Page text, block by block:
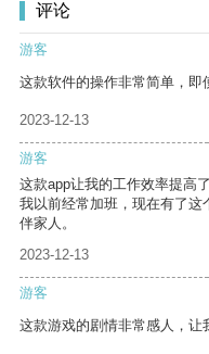
评论
游客
这款软件的操作非常简单，即
2023-12-13
游客
这款app让我的工作效率提高
我以前经常加班，现在有了这
伴家人。
2023-12-13
游客
这款游戏的剧情非常感人，让